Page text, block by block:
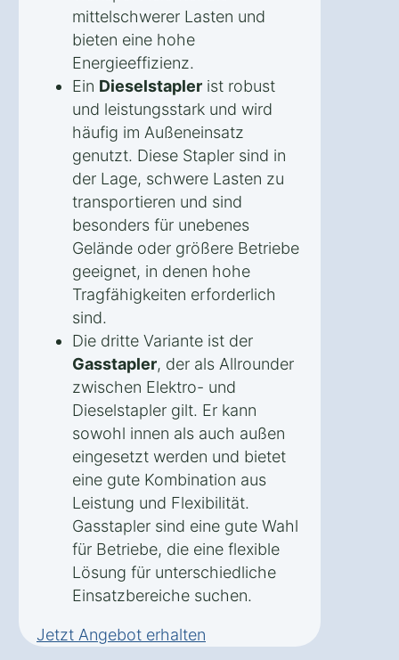
mittelschwerer Lasten und
bieten eine hohe
Energieeffizienz.
Ein Dieselstapler ist robust
und leistungsstark und wird
häufig im Außeneinsatz
genutzt. Diese Stapler sind in
der Lage, schwere Lasten zu
transportieren und sind
besonders für unebenes
Gelände oder größere Betriebe
geeignet, in denen hohe
Tragfähigkeiten erforderlich
sind.
Die dritte Variante ist der
Gasstapler, der als Allrounder
zwischen Elektro- und
Dieselstapler gilt. Er kann
sowohl innen als auch außen
eingesetzt werden und bietet
eine gute Kombination aus
Leistung und Flexibilität.
Gasstapler sind eine gute Wahl
für Betriebe, die eine flexible
Lösung für unterschiedliche
Einsatzbereiche suchen.
Jetzt Angebot erhalten